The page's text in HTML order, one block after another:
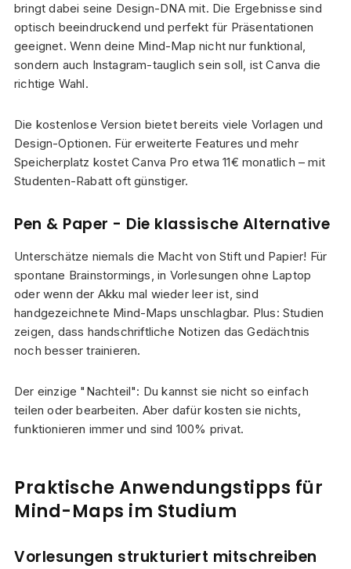
bringt dabei seine Design-DNA mit. Die Ergebnisse sind
optisch beeindruckend und perfekt für Präsentationen
geeignet. Wenn deine Mind-Map nicht nur funktional,
sondern auch Instagram-tauglich sein soll, ist Canva die
richtige Wahl.
Die kostenlose Version bietet bereits viele Vorlagen und
Design-Optionen. Für erweiterte Features und mehr
Speicherplatz kostet Canva Pro etwa 11€ monatlich – mit
Studenten-Rabatt oft günstiger.
Pen & Paper - Die klassische Alternative
Unterschätze niemals die Macht von Stift und Papier! Für
spontane Brainstormings, in Vorlesungen ohne Laptop
oder wenn der Akku mal wieder leer ist, sind
handgezeichnete Mind-Maps unschlagbar. Plus: Studien
zeigen, dass handschriftliche Notizen das Gedächtnis
noch besser trainieren.
Der einzige "Nachteil": Du kannst sie nicht so einfach
teilen oder bearbeiten. Aber dafür kosten sie nichts,
funktionieren immer und sind 100% privat.
Praktische Anwendungstipps für
Mind-Maps im Studium
Vorlesungen strukturiert mitschreiben